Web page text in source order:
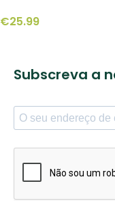
€25.99
Subscreva a